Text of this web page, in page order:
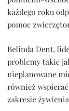
każdego roku
pomoc
Belinda Dent,
problemy takie
nieplanowane
również
zakresie